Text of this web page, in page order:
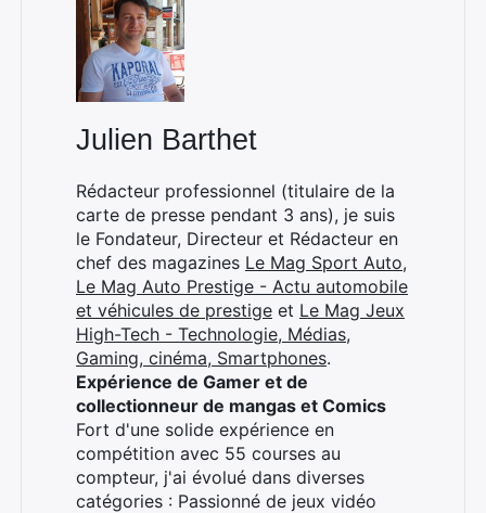
Julien Barthet
Rédacteur professionnel (titulaire de la
carte de presse pendant 3 ans), je suis
le Fondateur, Directeur et Rédacteur en
chef des magazines Le Mag Sport Auto,
Le Mag Auto Prestige - Actu automobile
et véhicules de prestige et Le Mag Jeux
High-Tech - Technologie, Médias,
Gaming, cinéma, Smartphones.
Expérience de Gamer et de
collectionneur de mangas et Comics
Fort d'une solide expérience en
compétition avec 55 courses au
compteur, j'ai évolué dans diverses
catégories : Passionné de jeux vidéo
Rechercher